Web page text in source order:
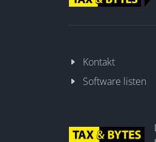
Kontakt
Software listen